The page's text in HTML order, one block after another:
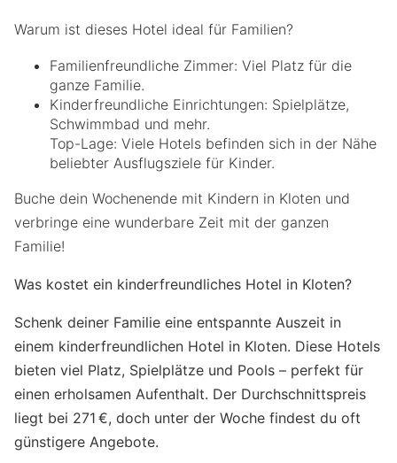
Warum ist dieses Hotel ideal für Familien?
Familienfreundliche Zimmer: Viel Platz für die
ganze Familie.
Kinderfreundliche Einrichtungen: Spielplätze,
Schwimmbad und mehr.
Top-Lage: Viele Hotels befinden sich in der Nähe
beliebter Ausflugsziele für Kinder.
Buche dein Wochenende mit Kindern in Kloten und
verbringe eine wunderbare Zeit mit der ganzen
Familie!
Was kostet ein kinderfreundliches Hotel in Kloten?
Schenk deiner Familie eine entspannte Auszeit in
einem kinderfreundlichen Hotel in Kloten. Diese Hotels
bieten viel Platz, Spielplätze und Pools – perfekt für
einen erholsamen Aufenthalt. Der Durchschnittspreis
liegt bei 271 €, doch unter der Woche findest du oft
günstigere Angebote.